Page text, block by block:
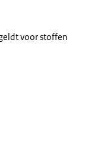
voor stoffen